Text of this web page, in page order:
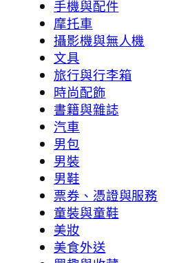
手機與配件
摩托車
攝影機與無人機
文具
旅行與行李箱
時尚配飾
書籍與雜誌
汽車
男包
男裝
男鞋
票券、憑證與服務
童裝與童鞋
美妝
美食外送